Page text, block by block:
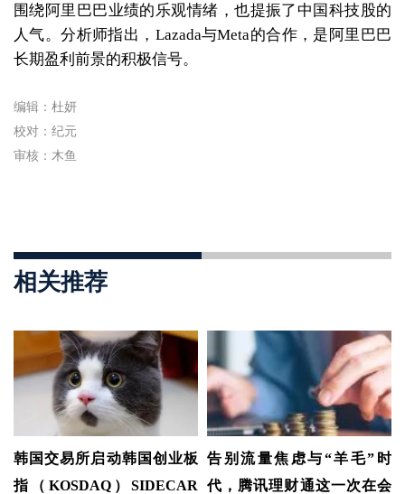
围绕阿里巴巴业绩的乐观情绪，也提振了中国科技股的
人气。分析师指出，Lazada与Meta的合作，是阿里巴巴
长期盈利前景的积极信号。
编辑：杜妍
校对：纪元
审核：木鱼
相关推荐
韩国交易所启动韩国创业板
指（KOSDAQ）SIDECAR
告别流量焦虑与“羊毛”时
代，腾讯理财通这一次在会